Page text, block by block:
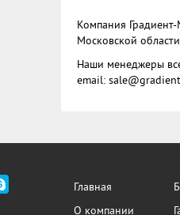
Компания
Московской
Наши менеджеры
email:
Главная
О компании